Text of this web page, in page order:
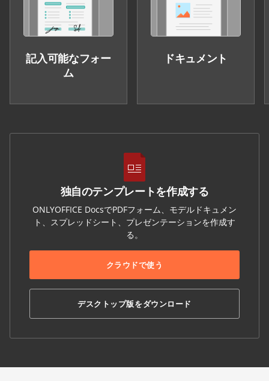
記入可能なフォー
ム
ドキュメント
独自のテンプレートを作成する
ONLYOFFICE DocsでPDFフォーム、モデルドキュメン
ト、スプレッドシート、プレゼンテーションを作成す
る。
クラウドで使う
デスクトップ版をダウンロード